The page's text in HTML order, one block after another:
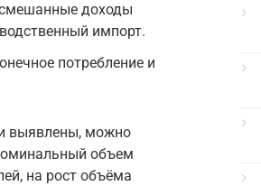
доходы
импорт.
потребление и
выявлены, можно
объем
на рост объёма